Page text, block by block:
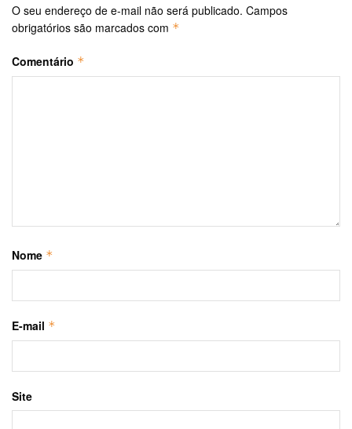
O seu endereço de e-mail não será publicado. Campos
obrigatórios são marcados com *
Comentário *
Nome *
E-mail *
Site